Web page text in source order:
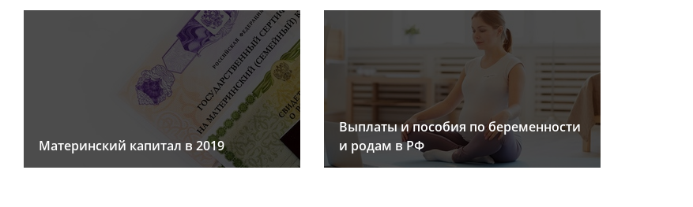
Материнский капитал в 2019
Выплаты и пособия по беременности
и родам в РФ